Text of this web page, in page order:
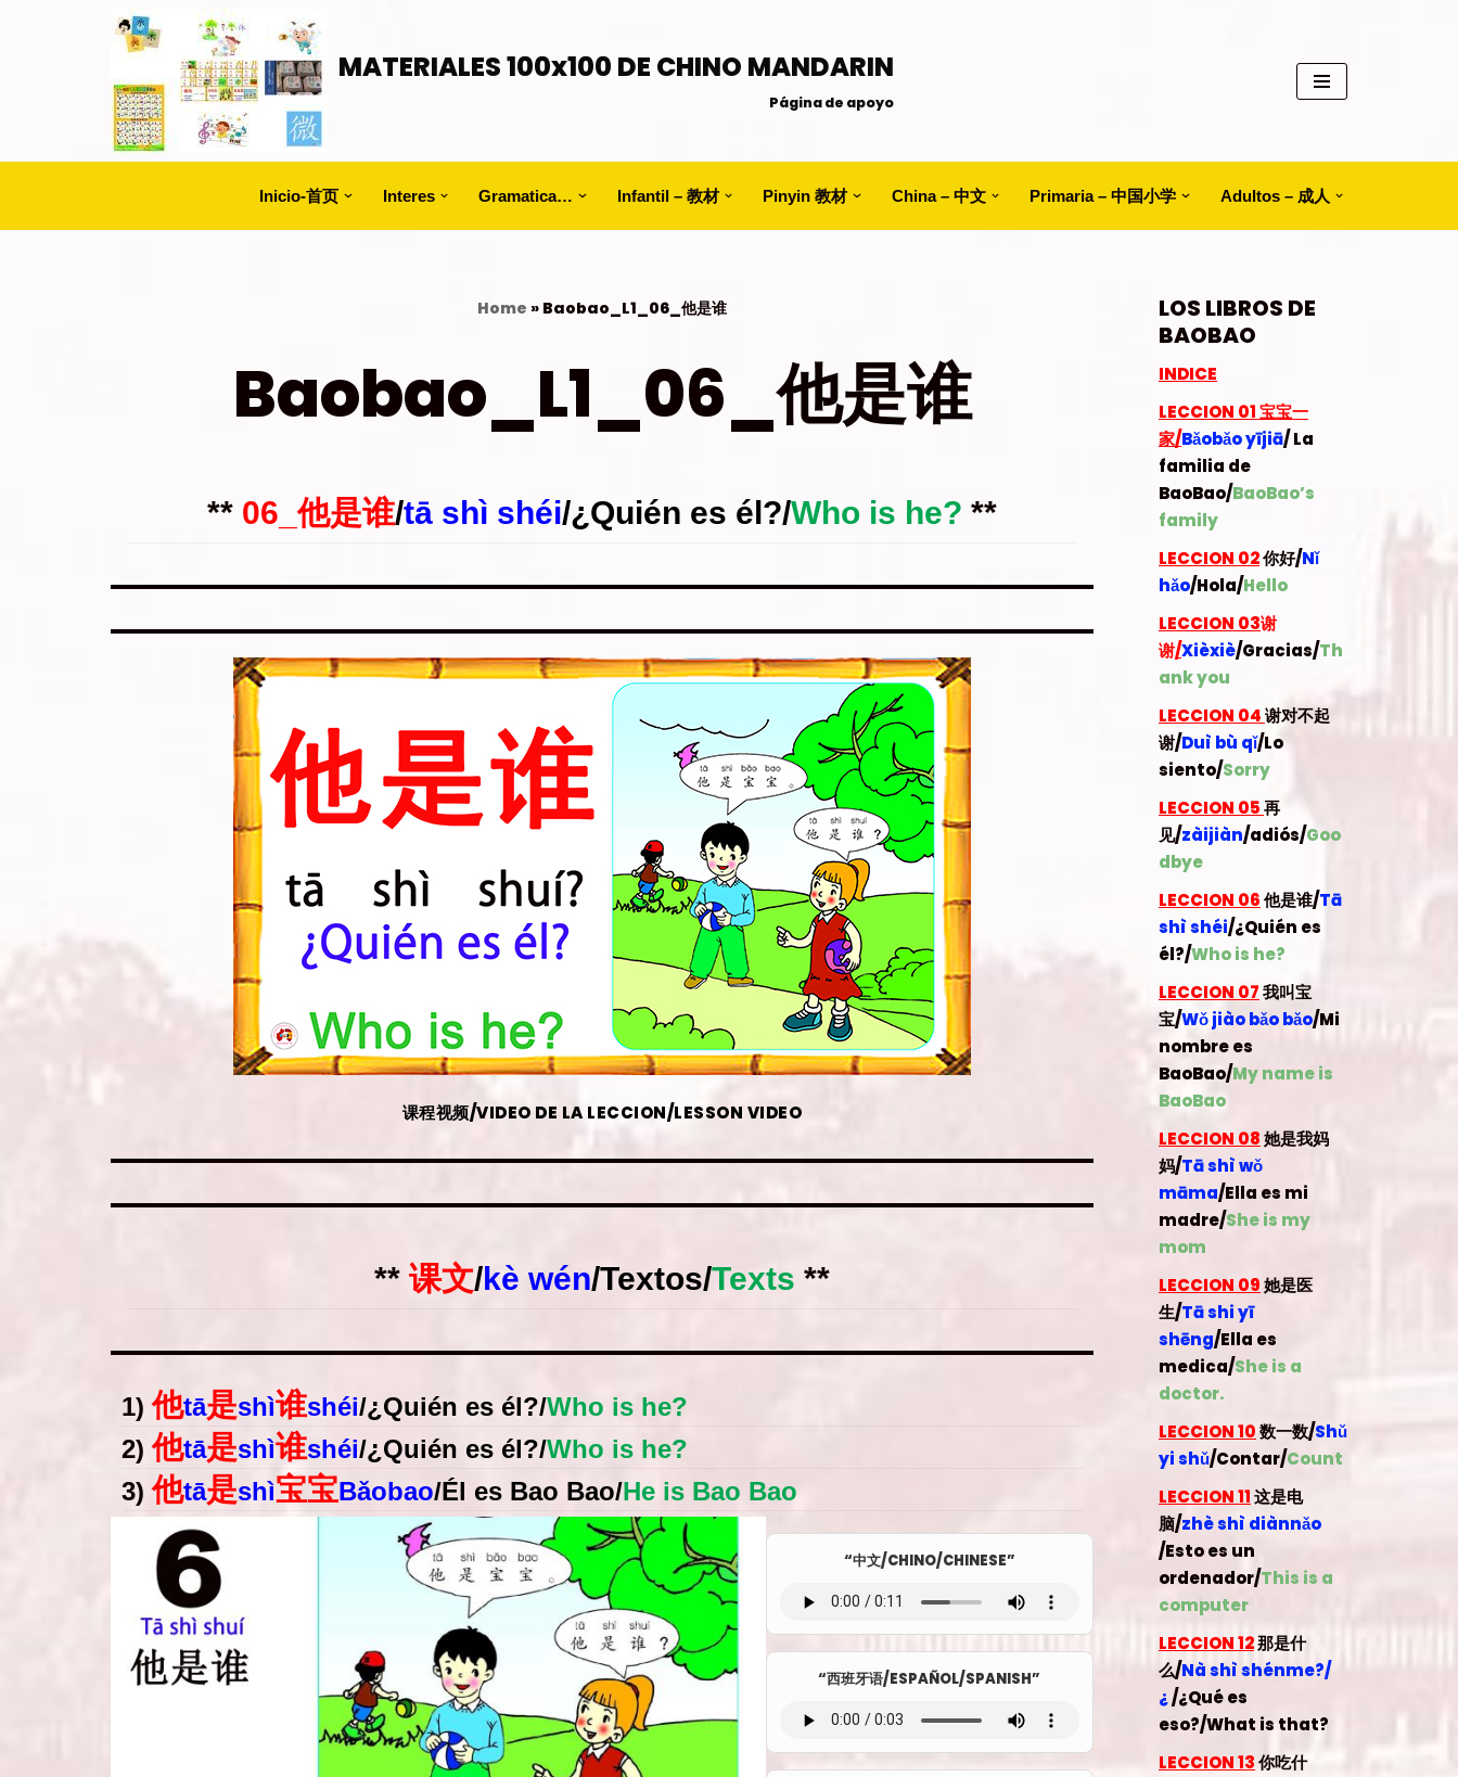
MATERIALES 100x100 DE CHINO MANDARIN
Página de apoyo
Inicio-首页 Interes Gramatica… Infantil – 教材 Pinyin 教材 China – 中文 Primaria – 中国小学 Adultos – 成人
Home » Baobao_L1_06_他是谁
Baobao_L1_06_他是谁
** 06_他是谁/tā shì shéi/¿Quién es él?/Who is he? **
课程视频/VIDEO DE LA LECCION/LESSON VIDEO
** 课文/kè wén/Textos/Texts **
1)他tā是shì谁shéi/¿Quién es él?/Who is he?
2)他tā是shì谁shéi/¿Quién es él?/Who is he?
3)他tā是shì宝宝Bǎobao/Él es Bao Bao/He is Bao Bao
“中文/CHINO/CHINESE”
“西班牙语/ESPAÑOL/SPANISH”
LOS LIBROS DE
BAOBAO
INDICE
LECCION 01宝宝一
家/Bǎobǎo yījiā/ La
familia de
BaoBao/BaoBao’s
family
LECCION 02你好/Nǐ
hǎo/Hola/Hello
LECCION 03谢
谢/Xièxiè/Gracias/Th
ank you
LECCION 04谢对不起
谢/Duì bù qǐ/Lo
siento/Sorry
LECCION 05再
见/zàijiàn/adiós/Goo
dbye
LECCION 06他是谁/Tā
shì shéi/¿Quién es
él?/Who is he?
LECCION 07我叫宝
宝/Wǒ jiào bǎo bǎo/Mi
nombre es
BaoBao/My name is
BaoBao
LECCION 08她是我妈
妈/Tā shì wǒ
māma/Ella es mi
madre/She is my
mom
LECCION 09她是医
生/Tā shi yī
shēng/Ella es
medica/She is a
doctor.
LECCION 10数一数/Shǔ
yi shǔ/Contar/Count
LECCION 11这是电
脑/zhè shì diànnǎo
/Esto es un
ordenador/This is a
computer
LECCION 12那是什
么/Nà shì shénme?/
¿/¿Qué es
eso?/What is that?
LECCION 13你吃什